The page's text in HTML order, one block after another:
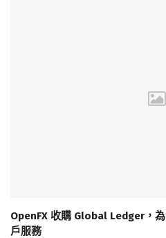
OpenFX 收購 Global Ledger，
戶服務